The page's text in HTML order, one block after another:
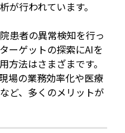
が行われています。
患者の異常検知を行っ
ーゲットの探索にAIを
方法はさまざまです。
場の業務効率化や医療
ど、多くのメリットが